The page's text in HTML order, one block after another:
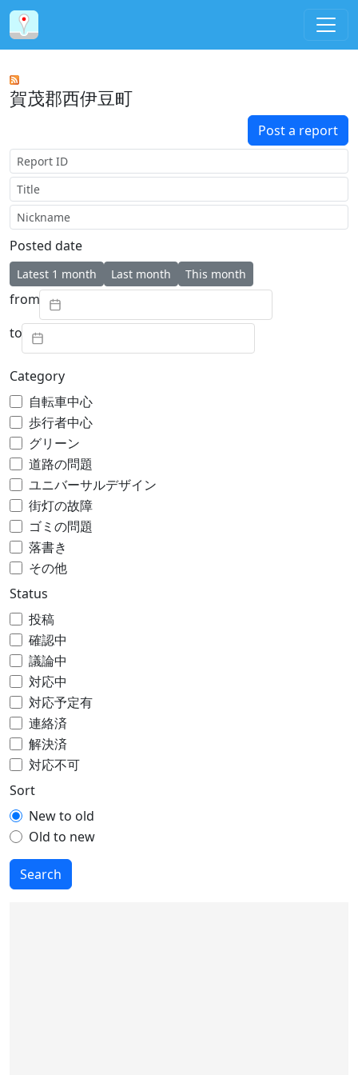
賀茂郡西伊豆町
Post a report
Report ID
Title
Nickname
Posted date
Latest 1 month Last month This month
from
to
Category
自転車中心
歩行者中心
グリーン
道路の問題
ユニバーサルデザイン
街灯の故障
ゴミの問題
落書き
その他
Status
投稿
確認中
議論中
対応中
対応予定有
連絡済
解決済
対応不可
Sort
New to old
Old to new
Search